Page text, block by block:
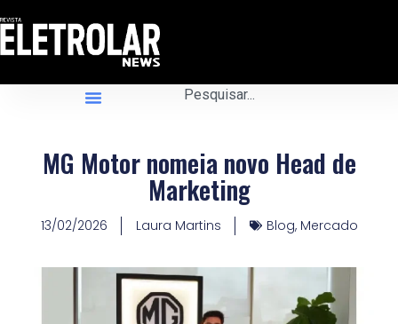
MG Motor nomeia novo Head de
Marketing
13/02/2026 Laura Martins Blog, Mercado